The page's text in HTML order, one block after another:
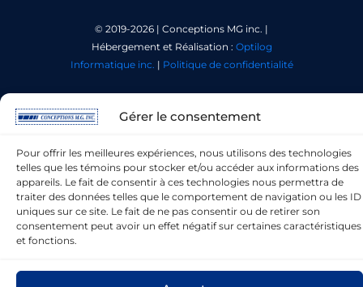
Gérer le consentement
Pour offrir les meilleures expériences, nous utilisons des technologies
telles que les témoins pour stocker et/ou accéder aux informations des
appareils. Le fait de consentir à ces technologies nous permettra de
traiter des données telles que le comportement de navigation ou les ID
uniques sur ce site. Le fait de ne pas consentir ou de retirer son
consentement peut avoir un effet négatif sur certaines caractéristiques
et fonctions.
© 2019-2026 | Conceptions MG inc. |
Hébergement et Réalisation : Optilog
Informatique inc. | Politique de confidentialité